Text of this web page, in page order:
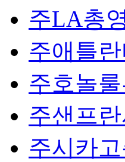
주LA총
주애틀
주호놀
주샌프
주시카